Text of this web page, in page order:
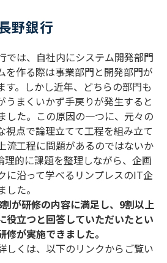
野銀行
では、自社内にシステム開発部門
を作る際は事業部門と開発部門が
す。しかし近年、どちらの部門も
うまくいかず手戻りが発生すると
した。この原因の一つに、元々の
視点で論理立てて工程を組み立て
流工程に問題があるのではないか
理的に課題を整理しながら、企画
に沿って学べるリンプレスのIT企
た。
割が研修の内容に満足し、 9割以上
役立つと回答していただいたとい
が実施できました。
しくは、以下のリンクからご覧い